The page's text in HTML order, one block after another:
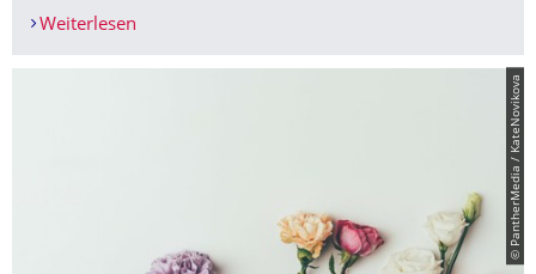
Weiterlesen
© PantherMedia / KateNovikova